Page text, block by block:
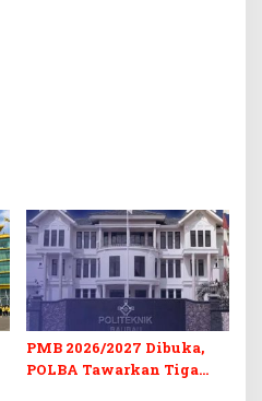
PMB 2026/2027 Dibuka,
POLBA Tawarkan Tiga